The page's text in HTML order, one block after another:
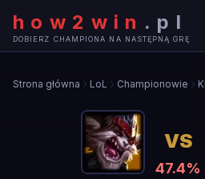
how2win . pl
DOBIERZ CHAMPIONA NA NASTĘPNĄ GRĘ
Strona główna LoL Championowie
VS
47.4%